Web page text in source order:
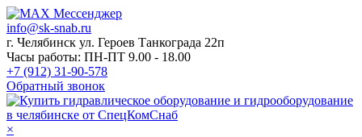
info@sk-snab.ru
г. Челябинск ул. Героев Танкограда 22п
Часы работы: ПН-ПТ 9.00 - 18.00
+7 (912) 31-90-578
Обратный звонок
×